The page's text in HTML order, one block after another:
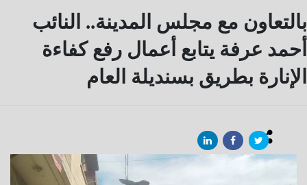
بالتعاون مع مجلس المدينة.. النائب
أحمد عرفة يتابع أعمال رفع كفاءة
الإنارة بطريق بسنديلة العام